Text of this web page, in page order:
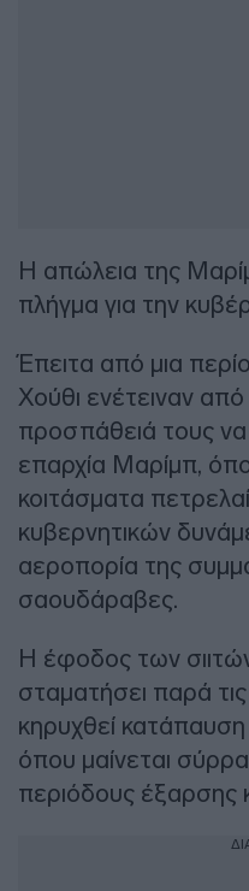
Η απώλεια της
πλήγμα για την
Έπειτα από μια
Χούθι ενέτειναν
προσπάθειά τους
επαρχία Μαρίμπ,
κοιτάσματα
κυβερνητικών
αεροπορία της
σαουδάραβες.
Η έφοδος των
σταματήσει παρά
κηρυχθεί
όπου μαίνεται
περιόδους έξαρσης